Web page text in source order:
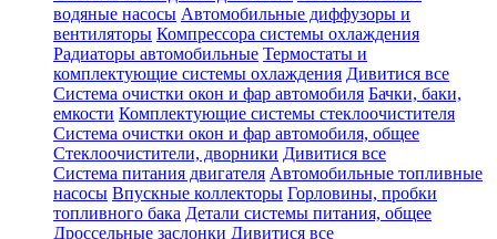
водяные насосы Автомобильные диффузоры и
вентиляторы Компрессора системы охлаждения
Радиаторы автомобильные Термостаты и
комплектующие системы охлаждения Дивитися все
Система очистки окон и фар автомобиля Бачки, баки,
емкости Комплектующие системы стеклоочистителя
Система очистки окон и фар автомобиля, общее
Стеклоочистители, дворники Дивитися все
Система питания двигателя Автомобильные топливные
насосы Впускные коллекторы Горловины, пробки
топливного бака Детали системы питания, общее
Дроссельные заслонки Дивитися все